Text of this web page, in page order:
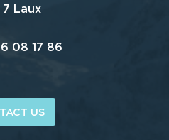
7 Laux
08 17 86
US